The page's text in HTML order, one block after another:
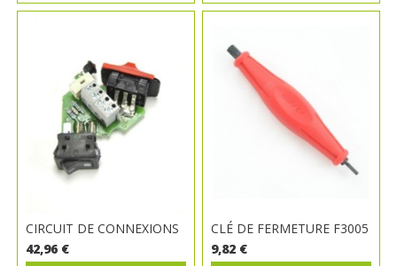
CIRCUIT DE CONNEXIONS
42,96 €
CLÉ DE FERMETURE F3005
9,82 €